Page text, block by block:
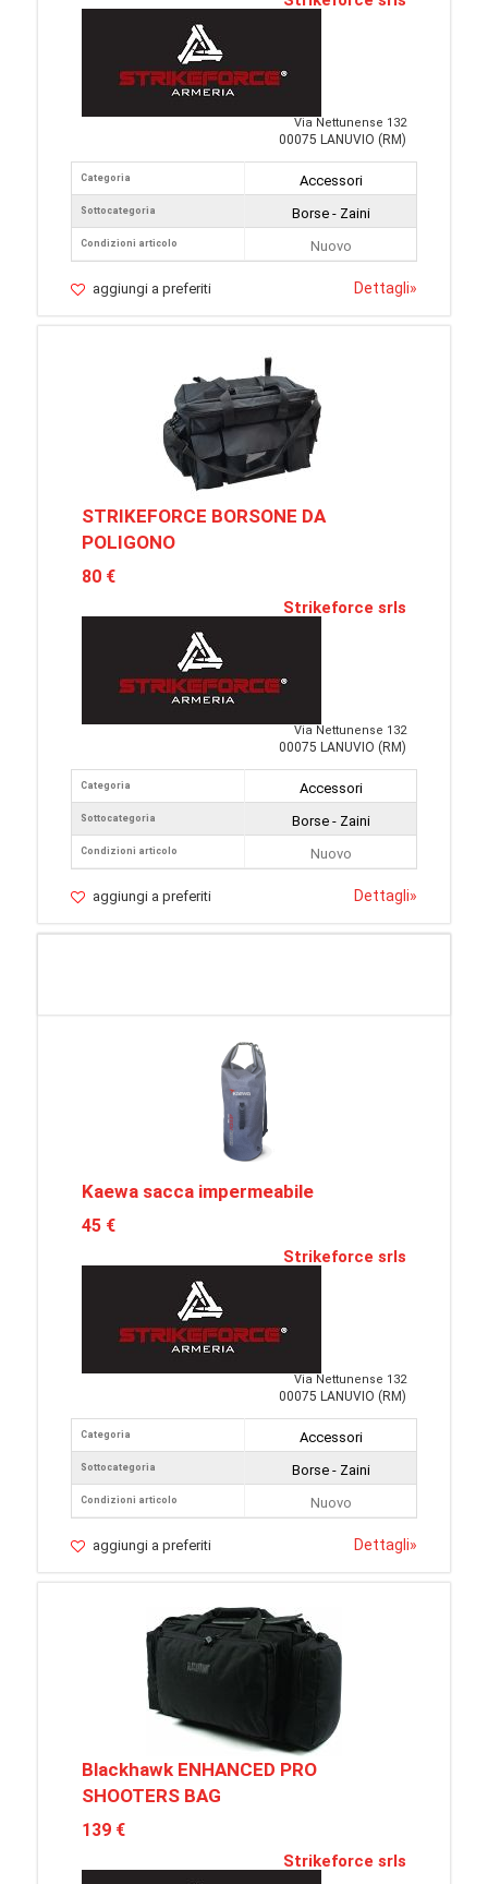
Via Nettunense 132
00075 LANUVIO (RM)
Categoria
Sottocategoria
Condizioni articolo
Accessori
Borse - Zaini
Nuovo
aggiungi a preferiti Dettagli»
STRIKEFORCE BORSONE DA
POLIGONO
80 €
Strikeforce srls
Via Nettunense 132
00075 LANUVIO (RM)
Categoria
Sottocategoria
Condizioni articolo
Accessori
Borse - Zaini
Nuovo
aggiungi a preferiti Dettagli»
Kaewa sacca impermeabile
45 €
Strikeforce srls
Via Nettunense 132
00075 LANUVIO (RM)
Categoria
Sottocategoria
Condizioni articolo
Accessori
Borse - Zaini
Nuovo
aggiungi a preferiti Dettagli»
Blackhawk ENHANCED PRO
SHOOTERS BAG
139 €
Strikeforce srls